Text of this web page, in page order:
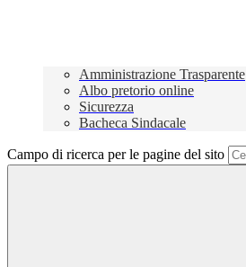
Amministrazione Trasparente
Albo pretorio online
Sicurezza
Bacheca Sindacale
Campo di ricerca per le pagine del sito